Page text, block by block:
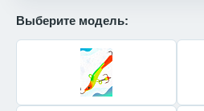
Выберите модель: